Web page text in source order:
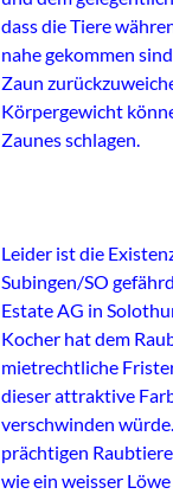
dass die Tiere
nahe gekommen
Zaun
Körpergewicht
Zaunes schlagen.
Leider ist die
Subingen/SO
Estate AG in
Kocher hat dem
mietrechtliche
dieser attraktive
verschwinden
prächtigen
wie ein weisser